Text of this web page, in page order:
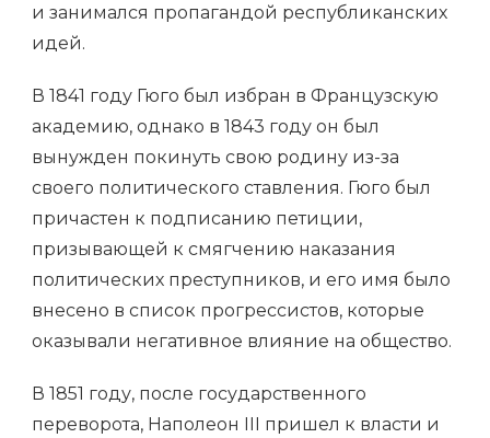
и занимался пропагандой республиканских
идей.
В 1841 году Гюго был избран в Французскую
академию, однако в 1843 году он был
вынужден покинуть свою родину из-за
своего политического ставления. Гюго был
причастен к подписанию петиции,
призывающей к смягчению наказания
политических преступников, и его имя было
внесено в список прогрессистов, которые
оказывали негативное влияние на общество.
В 1851 году, после государственного
переворота, Наполеон III пришел к власти и